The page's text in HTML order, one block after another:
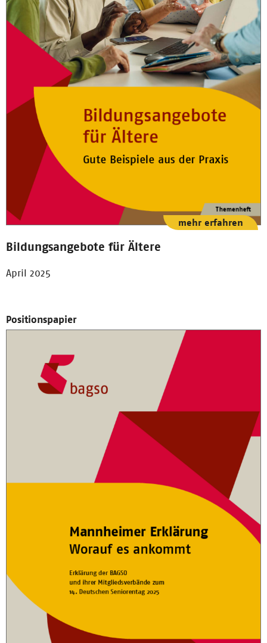
Bildungsangebote für Ältere
April 2025
mehr erfahren
Positionspapier